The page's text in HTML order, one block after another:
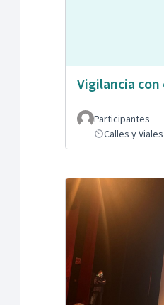
Vigilancia con
Participantes
Calles y Viales